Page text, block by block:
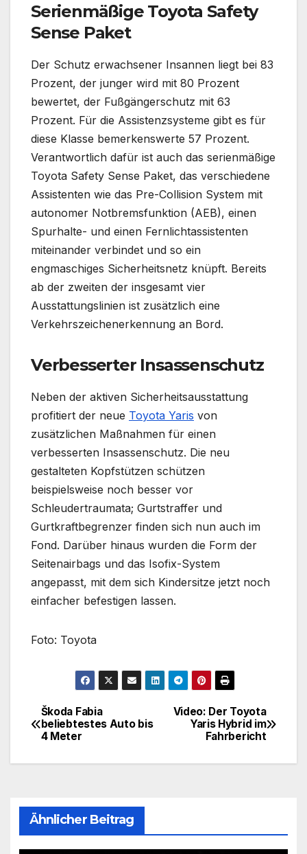
Serienmäßige Toyota Safety
Sense Paket
Der Schutz erwachsener Insannen liegt bei 83
Prozent, der junger wird mit 80 Prozent
bewertet, der Fußgängerschutz mit 63
Prozent. Für die Assistenzsysteme gibt es für
diese Klasse bemerkenswerte 57 Prozent.
Verantwortlich dafür ist auch das serienmäßige
Toyota Safety Sense Paket, das verschiedene
Assistenten wie das Pre-Collision System mit
autonomer Notbremsfunktion (AEB), einen
Spurhalte- und einen Fernlichtassistenten
miteinander verbindet und so ein
engmaschiges Sicherheitsnetz knüpft. Bereits
ab der zweiten der insgesamt vier
Ausstattungslinien ist zusätzlich eine
Verkehrszeichenerkennung an Bord.
Verbesserter Insassenschutz
Neben der aktiven Sicherheitsausstattung
profitiert der neue Toyota Yaris von
zusätzlichen Maßnahmen für einen
verbesserten Insassenschutz. Die neu
gestalteten Kopfstützen schützen
beispielsweise noch besser vor
Schleudertraumata; Gurtstraffer und
Gurtkraftbegrenzer finden sich nun auch im
Fond. Darüber hinaus wurden die Form der
Seitenairbags und das Isofix-System
angepasst, mit dem sich Kindersitze jetzt noch
einfacher befestigen lassen.
Foto: Toyota
Beitragsnavigation
Video: Der Toyota
Yaris Hybrid im
Fahrbericht
Škoda Fabia
beliebtestes Auto bis
4 Meter
Ähnlicher Beitrag